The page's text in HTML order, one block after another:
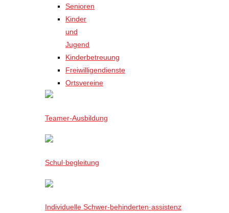
Senioren
Kinder
und
Jugend
Kinderbetreuung
Freiwilligendienste
Ortsvereine
Teamer-Ausbildung
Schul·begleitung
Individuelle Schwer-behinderten·assistenz